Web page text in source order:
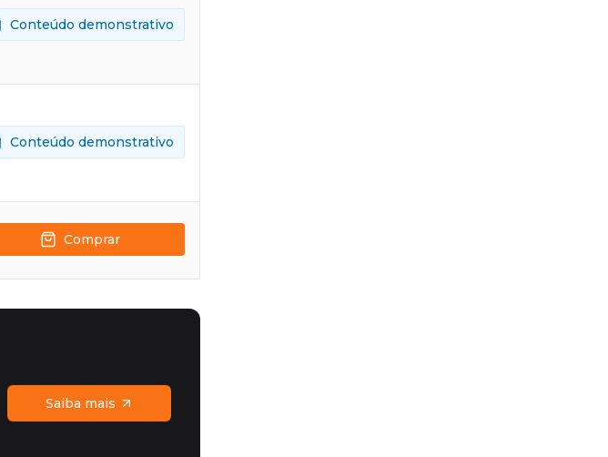
Conteúdo demonstrativo
Conteúdo demonstrativo
Comprar
Saiba mais